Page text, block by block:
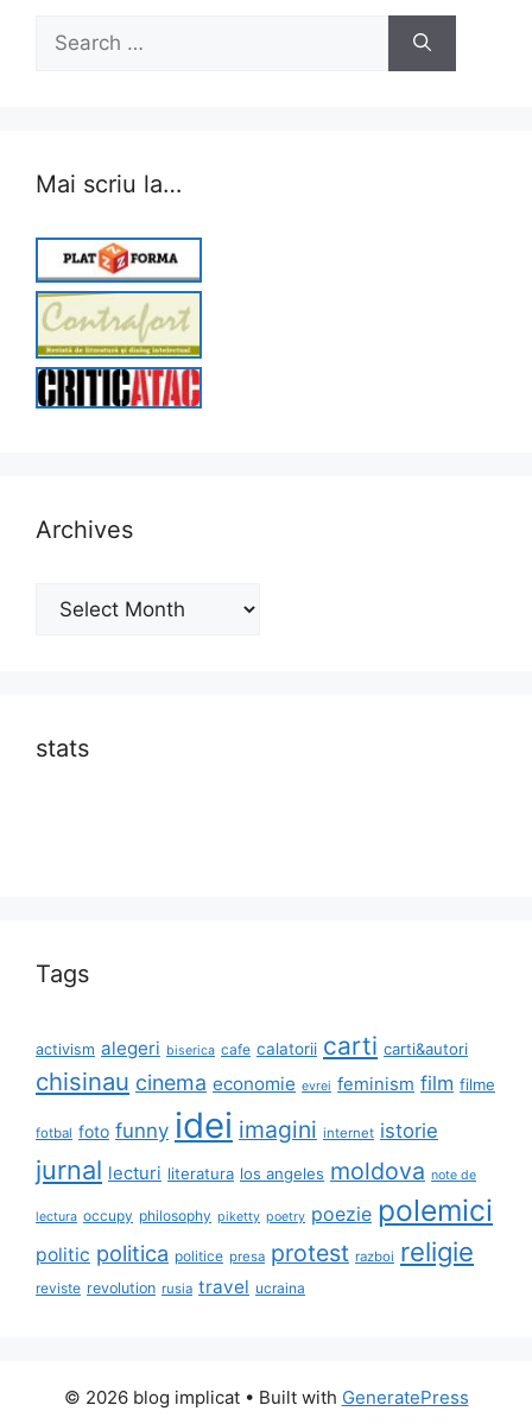
Search
for:
Mai scriu la…
Archives
Archives
stats
Tags
activism alegeri biserica cafe calatorii carti carti&autori
chisinau cinema economie evrei feminism film filme
fotbal foto funny idei imagini internet istorie
jurnal lecturi literatura los angeles moldova note de
lectura occupy philosophy piketty poetry poezie polemici
politic politica politice presa protest razboi religie
reviste revolution rusia travel ucraina
© 2026 blog implicat• Built with GeneratePress